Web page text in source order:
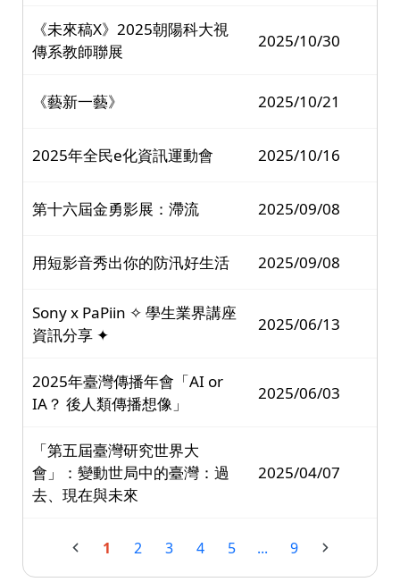
《未來稿X》2025朝陽科大視
傳系教師聯展
2025/10/30
《藝新一藝》 2025/10/21
2025年全民e化資訊運動會 2025/10/16
第十六屆金勇影展：滯流 2025/09/08
用短影音秀出你的防汛好生活 2025/09/08
Sony x PaPiin ✧ 學生業界講座
資訊分享 ✦
2025/06/13
2025年臺灣傳播年會「AI or
IA？ 後人類傳播想像」
2025/06/03
「第五屆臺灣研究世界大
會」：變動世局中的臺灣：過
去、現在與未來
2025/04/07
1 2 3 4 5 ... 9